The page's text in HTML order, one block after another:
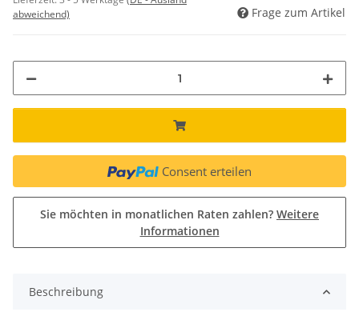
abweichend)
Frage zum Artikel
Consent erteilen
Sie möchten in monatlichen Raten zahlen? Weitere
Informationen
Beschreibung